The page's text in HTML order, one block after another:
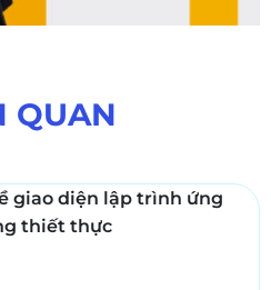
QUAN
giao diện lập trình ứng
thiết thực